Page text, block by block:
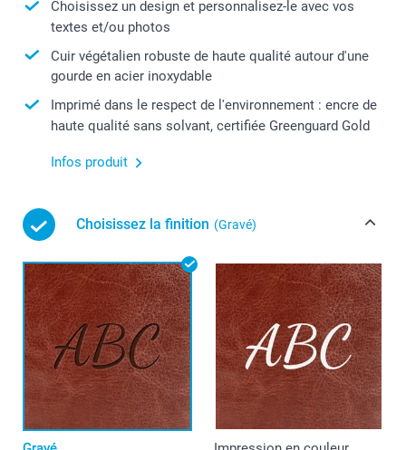
Choisissez un design et personnalisez-le avec vos
textes et/ou photos
Cuir végétalien robuste de haute qualité autour d'une
gourde en acier inoxydable
Imprimé dans le respect de l'environnement : encre de
haute qualité sans solvant, certifiée Greenguard Gold
Infos produit
Choisissez la finition (Gravé)